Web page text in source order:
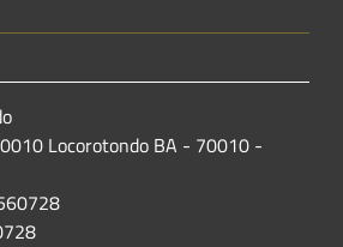
Locorotondo BA - 70010 -